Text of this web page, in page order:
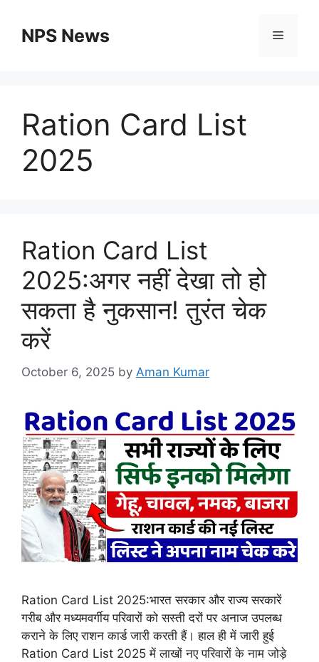
contentNPS News Menu
Ration Card List
2025
Ration Card List
2025:अगर नहीं देखा तो हो
सकता है नुकसान! तुरंत चेक
करें
October 6, 2025 by Aman Kumar
Ration Card List 2025:भारत सरकार और राज्य सरकारें
गरीब और मध्यमवर्गीय परिवारों को सस्ती दरों पर अनाज उपलब्ध
कराने के लिए राशन कार्ड जारी करती हैं। हाल ही में जारी हुई
Ration Card List 2025 में लाखों नए परिवारों के नाम जोड़े